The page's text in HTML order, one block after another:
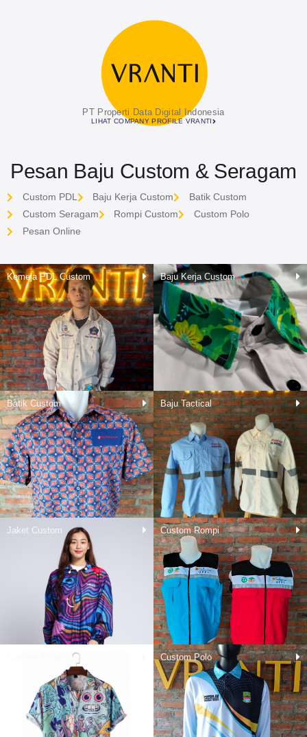
PT Properti Data Digital Indonesia
LIHAT COMPANY PROFILE VRANTI
Pesan Baju Custom & Seragam
Custom PDL Baju Kerja Custom
Batik Custom
Custom Seragam
Rompi Custom
Custom Polo
Pesan Online
Kemeja PDL Custom Baju Kerja Custom
Batik Custom Baju Tactical
Jaket Custom Custom Rompi
Custom Polo